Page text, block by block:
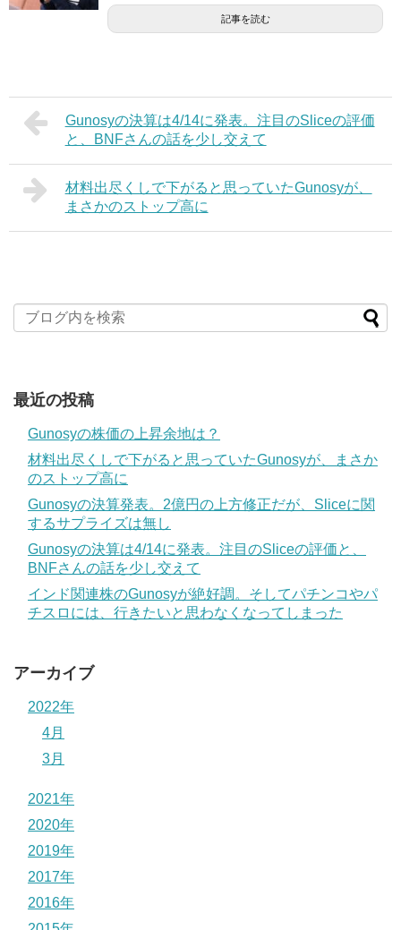
記事を読む
Gunosyの決算は4/14に発表。注目のSliceの評価
と、BNFさんの話を少し交えて
材料出尽くしで下がると思っていたGunosyが、
まさかのストップ高に
最近の投稿
Gunosyの株価の上昇余地は？
材料出尽くしで下がると思っていたGunosyが、まさか
のストップ高に
Gunosyの決算発表。2億円の上方修正だが、Sliceに関
するサプライズは無し
Gunosyの決算は4/14に発表。注目のSliceの評価と、
BNFさんの話を少し交えて
インド関連株のGunosyが絶好調。そしてパチンコやパ
チスロには、行きたいと思わなくなってしまった
アーカイブ
2022年
4月
3月
2021年
2020年
2019年
2017年
2016年